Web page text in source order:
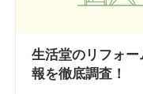
生活堂のリフォ
報を徹底調査！